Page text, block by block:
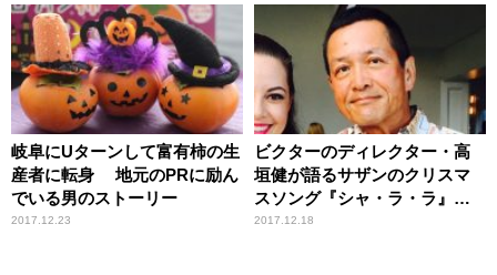
岐阜にUターンして富有柿の生
産者に転身 地元のPRに励ん
でいる男のストーリー
2017.12.23
ビクターのディレクター・高
垣健が語るサザンのクリスマ
スソング『シャ・ラ・ラ』の
創作秘話
2017.12.18